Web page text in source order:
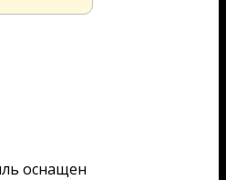
оснащен